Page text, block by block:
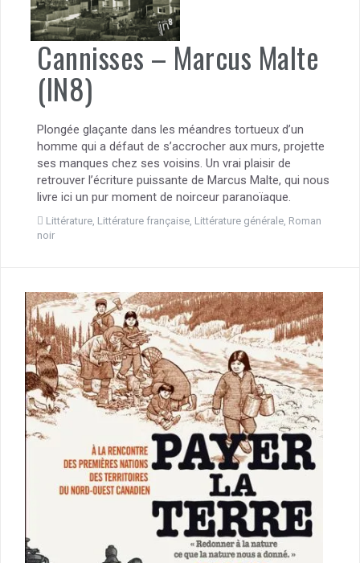
Cannisses – Marcus Malte
(IN8)
Plongée glaçante dans les méandres tortueux d’un
homme qui a défaut de s’accrocher aux murs, projette
ses manques chez ses voisins. Un vrai plaisir de
retrouver l’écriture puissante de Marcus Malte, qui nous
livre ici un pur moment de noirceur paranoïaque.
Littérature, Littérature française, Littérature générale, Roman
noir